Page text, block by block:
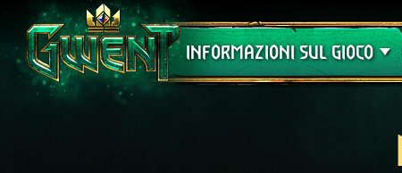
INFORMAZIONI SUL GIOCO
Assistenza